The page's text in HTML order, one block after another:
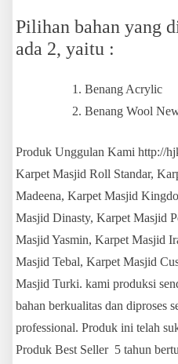
Pilihan bahan yang
ada 2, yaitu :
Benang Acrylic
Benang Wool
Produk Unggulan Kami http://
Karpet Masjid Roll Standar,
Madeena, Karpet Masjid
Masjid Dinasty, Karpet Masjid
Masjid Yasmin, Karpet Masjid
Masjid Tebal, Karpet Masjid
Masjid Turki. kami produksi
bahan berkualitas dan diproses
professional. Produk ini telah
Produk Best Seller 5 tahun